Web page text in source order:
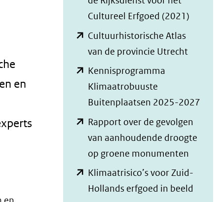
en
Cultureel Erfgoed (2021)
andere
Cultuurhistorische Atlas
van de provincie Utrecht
venster)
een
Kennisprogramma
Klimaatrobuuste
Buitenplaatsen 2025-2027
Rapport over de gevolgen
van aanhoudende droogte
op groene monumenten
nieuw
Klimaatrisico’s voor Zuid-
Hollands erfgoed in beeld